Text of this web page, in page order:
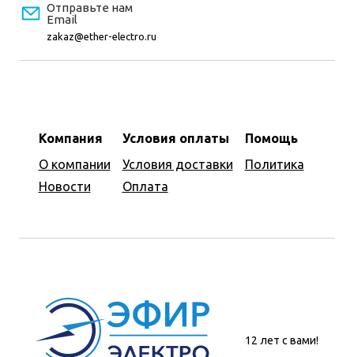
Отправьте нам
Email
zakaz@ether-electro.ru
Компания
О компании
Новости
Условия оплаты
Условия доставки
Оплата
Помощь
Политика
12 лет с вами!